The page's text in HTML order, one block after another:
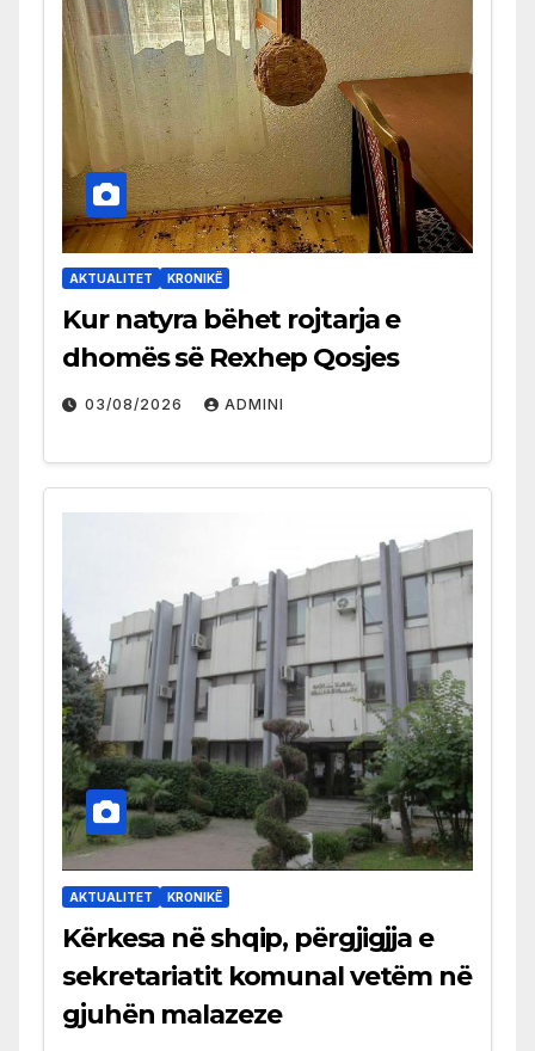
AKTUALITET KRONIKË
Kur natyra bëhet rojtarja e
dhomës së Rexhep Qosjes
03/08/2026 ADMINI
AKTUALITET KRONIKË
Kërkesa në shqip, përgjigjja e
sekretariatit komunal vetëm në
gjuhën malazeze